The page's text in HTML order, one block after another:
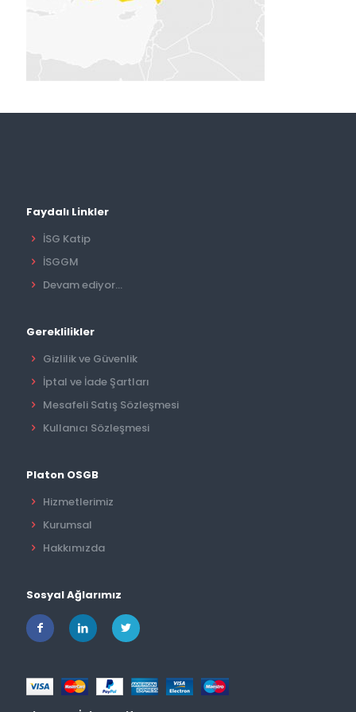
Faydalı Linkler
İSG Katip
İSGGM
Devam ediyor...
Gereklilikler
Gizlilik ve Güvenlik
İptal ve İade Şartları
Mesafeli Satış Sözleşmesi
Kullanıcı Sözleşmesi
Platon OSGB
Hizmetlerimiz
Kurumsal
Hakkımızda
Sosyal Ağlarımız